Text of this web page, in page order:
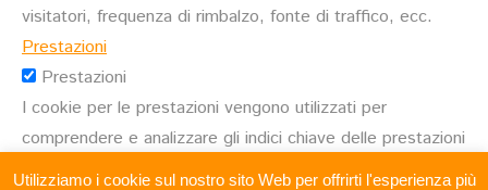
Utilizziamo i cookie sul nostro sito Web per offrirti l'esperienza più
visitatori, frequenza di rimbalzo, fonte di traffico, ecc.
Prestazioni
Prestazioni
I cookie per le prestazioni vengono utilizzati per
comprendere e analizzare gli indici chiave delle prestazioni
del sito Web che aiutano a fornire una migliore esperienza